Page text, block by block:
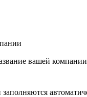
вашей компании